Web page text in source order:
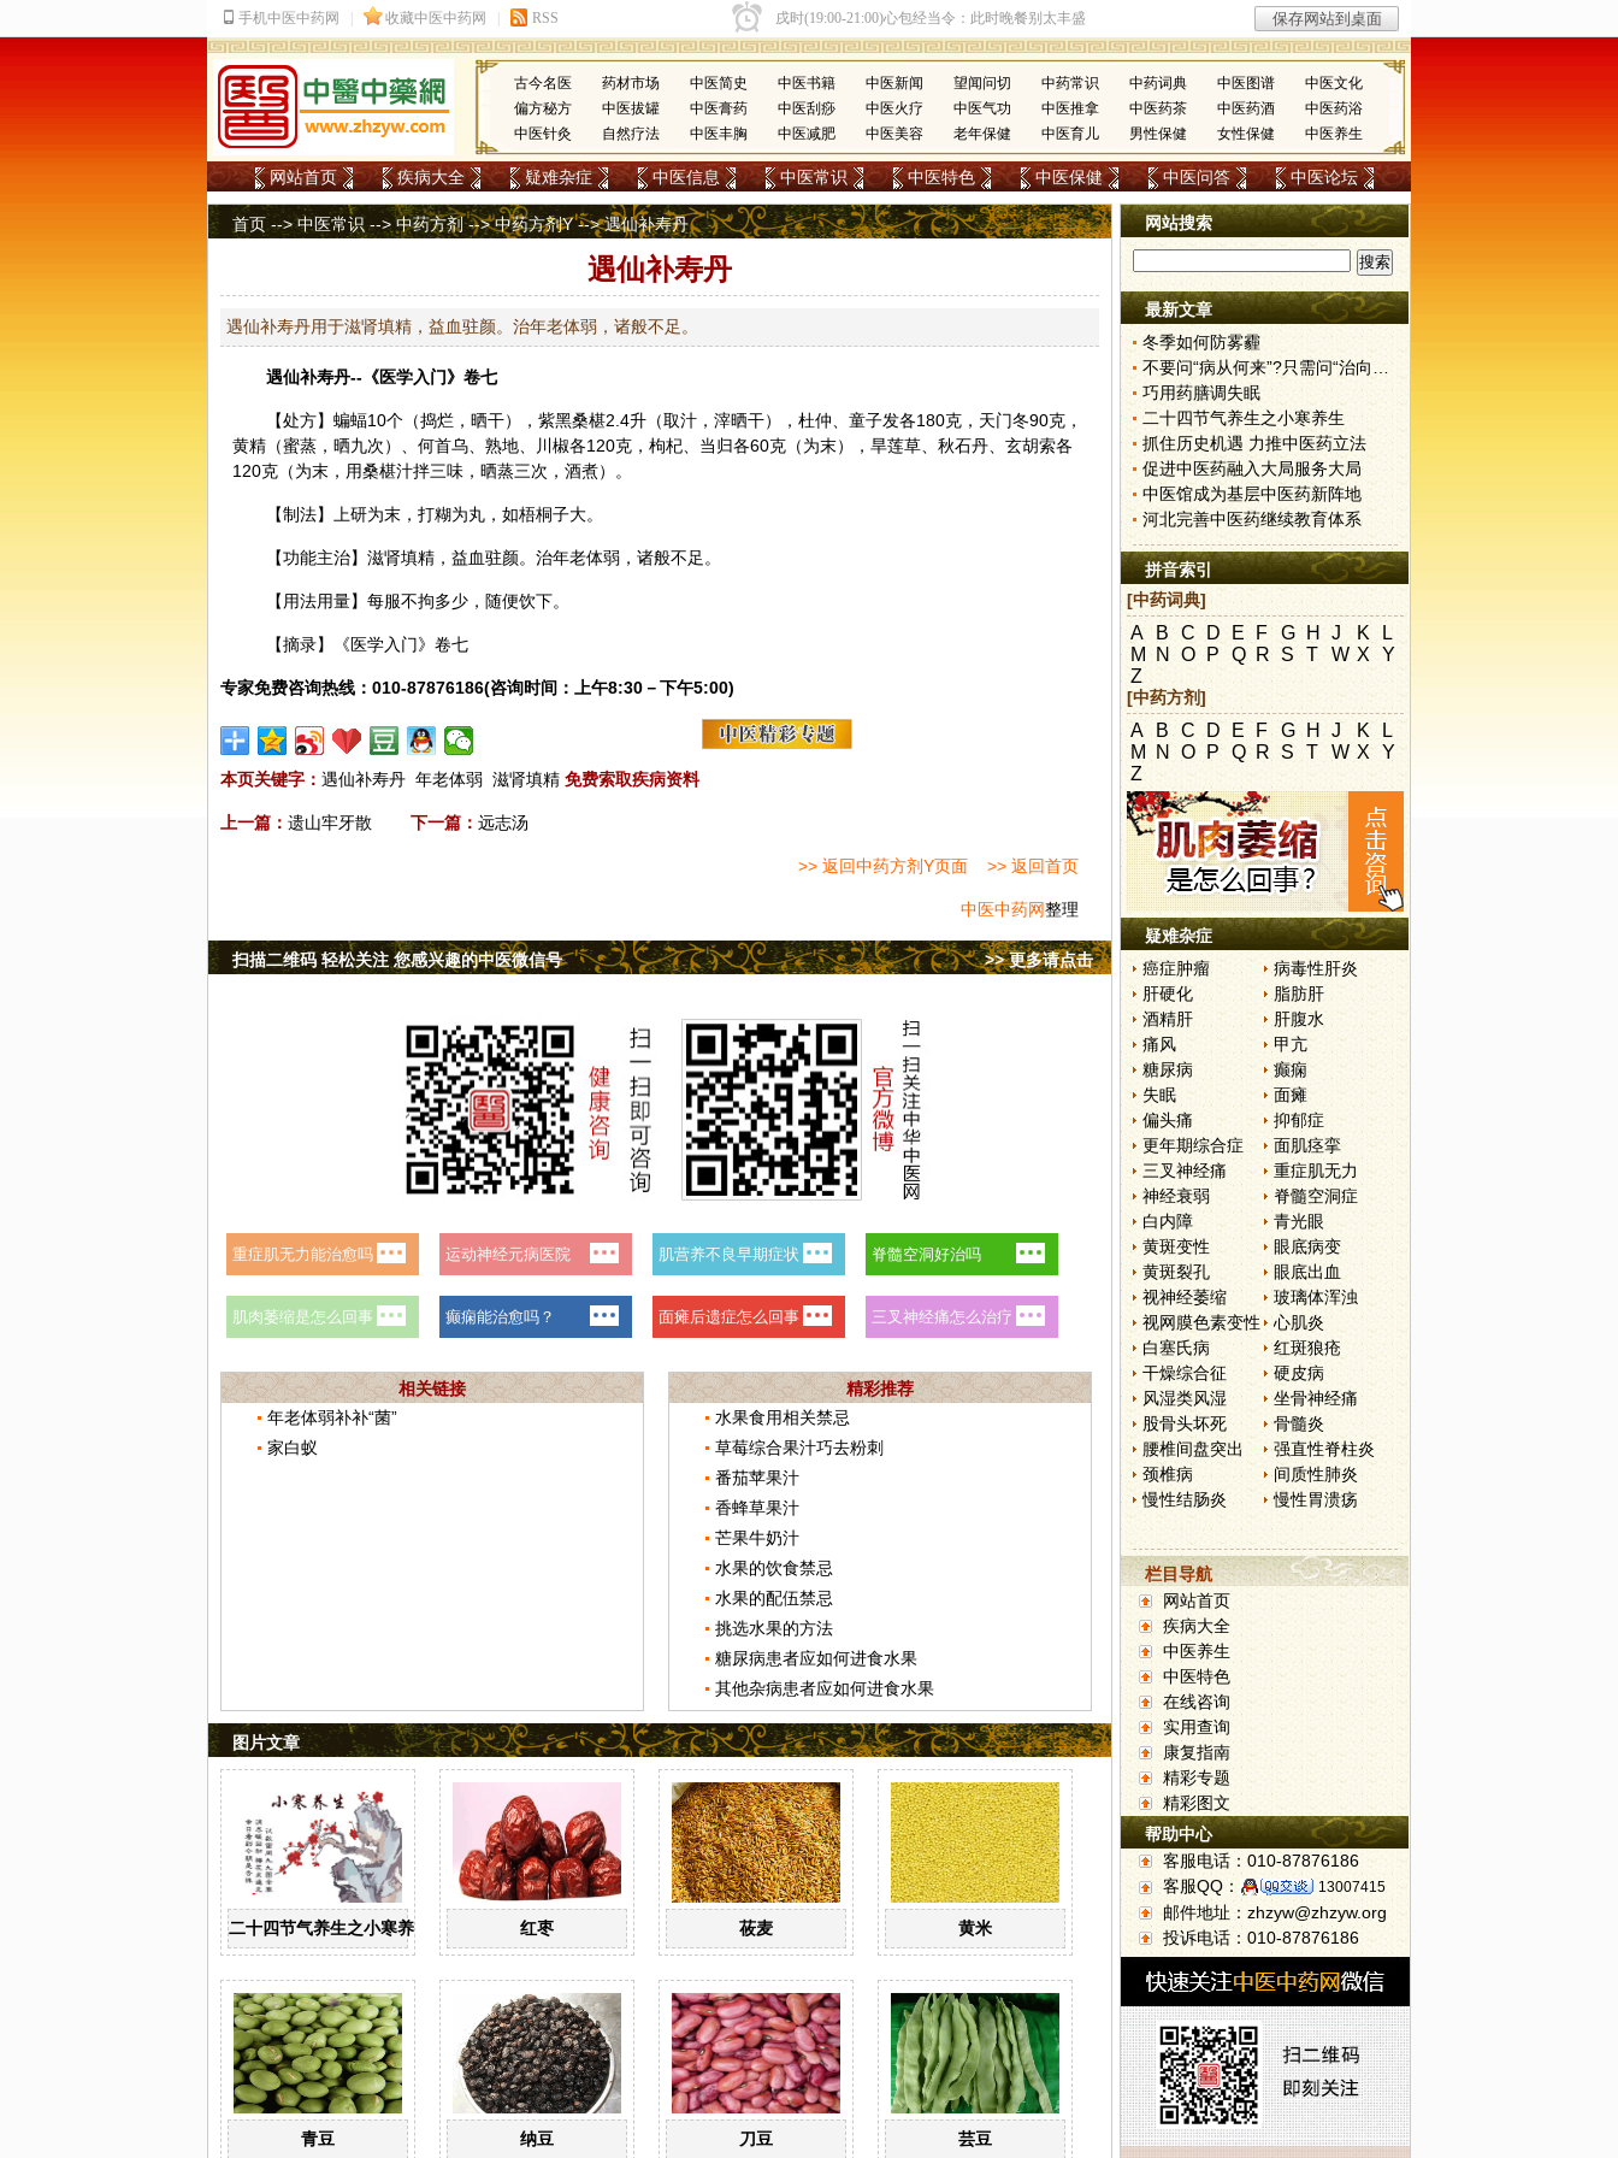
古今名医 药材市场 中医简史 中医书籍 中医新闻 望闻问切 中药常识 中药词典 中医图谱
中医文化
偏方秘方
中医拔罐 中医膏药 中医刮痧 中医火疗 中医气功 中医推拿 中医药茶 中医药酒
中医药浴
中医针灸
自然疗法 中医丰胸 中医减肥 中医美容 老年保健 中医育儿 男性保健 女性保健 中医养生
网站首页 疾病大全 疑难杂症 中医信息 中医常识 中医特色 中医保健 中医问答 中医论坛
首页 -->中医常识 -->中药方剂-->中药方剂Y--> 遇仙补寿丹
遇仙补寿丹
遇仙补寿丹用于滋肾填精，益血驻颜。治年老体弱，诸般不足。
遇仙补寿丹--《医学入门》卷七
【处方】蝙蝠10个（捣烂，晒干），紫黑桑椹2.4升（取汁，滓晒干）， 杜仲 、童子发各180克，天门冬90克，
黄精 （蜜蒸，晒九次）、 何首乌 、熟地、川椒各120克， 枸杞 当归各60克（为末）， 旱莲草 、秋石丹、玄胡索各
120克（为末，用桑椹汁拌三味，晒蒸三次，酒煮）。
【制法】上研为末，打糊为丸，如梧桐子大。
【功能主治】滋肾填精，益血驻颜。治年老体弱，诸般不足。
【用法用量】每服不拘多少，随便饮下。
【摘录】《医学入门》卷七
专家免费咨询热线：010-87876186(咨询时间：上午8:30－下午5:00)
本页关键字： 遇仙补寿丹 年老体弱 滋肾填精 免费索取疾病资料
上一篇： 遗山牢牙散 下一篇： 远志汤
>> 返回中药方剂Y页面 >> 返回首页
中医中药网整理
>> 更多请点击
扫描二维码 轻松关注 您感兴趣的中医微信号
相关链接
年老体弱补补“菌”
家白蚁
精彩推荐
水果食用相关禁忌
草莓综合果汁巧去粉刺
番茄苹果汁
香蜂草果汁
芒果牛奶汁
水果的饮食禁忌
水果的配伍禁忌
挑选水果的方法
糖尿病患者应如何进食水果
其他杂病患者应如何进食水果
图片文章
二十四节气养生之小寒养生 红枣 莜麦 黄米
青豆 纳豆 刀豆 芸豆
网站搜索
最新文章
冬季如何防雾霾
不要问“病从何来”?只需问“治向何去”?
巧用药膳调失眠
二十四节气养生之小寒养生
抓住历史机遇 力推中医药立法
促进中医药融入大局服务大局
中医馆成为基层中医药新阵地
河北完善中医药继续教育体系
拼音索引
[中药词典]
A B C D E F G H J K
L
M N O P Q R S T W X
Y
Z
[中药方剂]
A B C D E F G H J K
L
M N O P Q R S T W X
Y
Z
疑难杂症
癌症肿瘤
病毒性肝炎
肝硬化
脂肪肝
酒精肝
肝腹水
痛风
甲亢
糖尿病
癫痫
失眠
面瘫
偏头痛
抑郁症
更年期综合症
面肌痉挛
三叉神经痛
重症肌无力
神经衰弱
脊髓空洞症
白内障
青光眼
黄斑变性
眼底病变
黄斑裂孔
眼底出血
视神经萎缩
玻璃体浑浊
视网膜色素变性
心肌炎
白塞氏病
红斑狼疮
干燥综合征
硬皮病
风湿类风湿
坐骨神经痛
股骨头坏死
骨髓炎
腰椎间盘突出
强直性脊柱炎
颈椎病
间质性肺炎
慢性结肠炎
慢性胃溃疡
栏目导航
网站首页
疾病大全
中医养生
中医特色
在线咨询
实用查询
康复指南
精彩专题
精彩图文
帮助中心
客服电话：010-87876186
客服QQ：
13007415
邮件地址：zhzyw@zhzyw.org
投诉电话：010-87876186